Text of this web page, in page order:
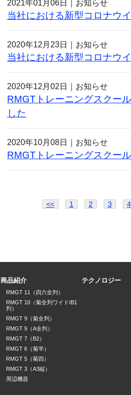
2021年01月06日｜ お知らせ
当社における新型コロナウ
2020年12月23日｜ お知らせ
当社における新型コロナウ
2020年12月02日｜ お知らせ
RMGTトレーニングスクー
した
2020年10月08日｜ お知らせ
RMGTトレーニングスクー
<< 1 2 3 4
商品紹介
RMGT 11（四六全判）
RMGT 10（菊全判ワイド/B1
判）
RMGT 9（菊全判）
RMGT 9（A全判）
RMGT 7（B2）
RMGT 6（菊半）
RMGT 5（菊四）
RMGT 3（A3縦）
周辺機器
テクノロジー